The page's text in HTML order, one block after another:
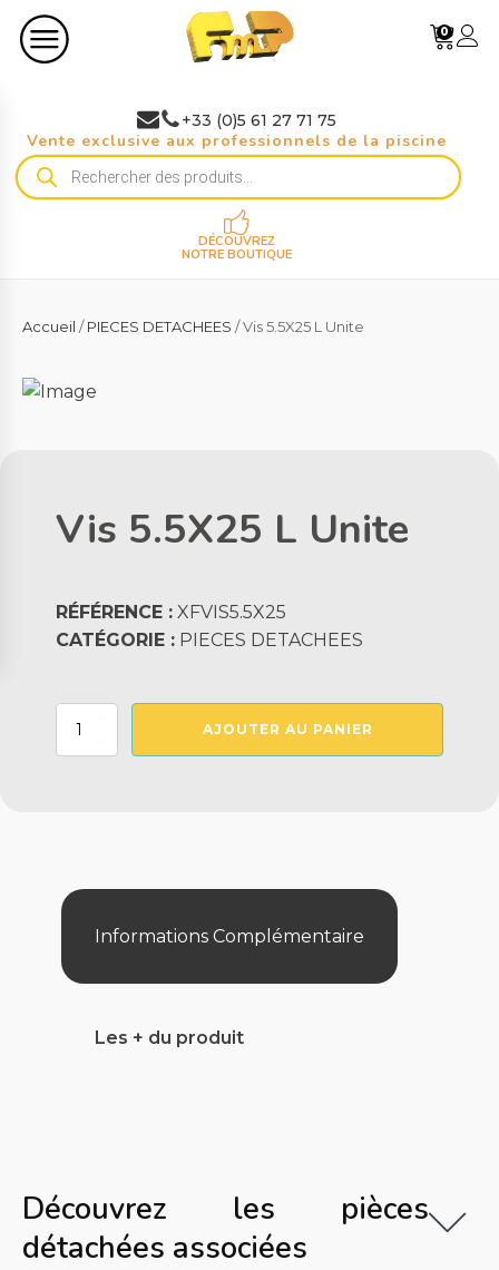
0
+33 (0)5 61 27 71 75
Vente exclusive aux professionnels de la piscine
Recherche
de
DÉCOUVREZ
NOTRE BOUTIQUE
Accueil /PIECES DETACHEES / Vis 5.5X25 L Unite
Vis 5.5X25 L Unite
RÉFÉRENCE : XFVIS5.5X25
CATÉGORIE : PIECES DETACHEES
quantité
AJOUTER AU PANIER
Informations Complémentaire
Les + du produit
Découvrez les pièces
détachées associées